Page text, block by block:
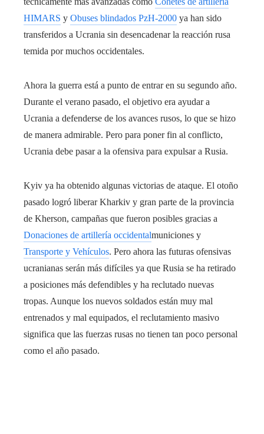
HIMARS y Obuses blindados PzH-2000 ya han sido
transferidos a Ucrania sin desencadenar la reacción rusa
temida por muchos occidentales.
Ahora la guerra está a punto de entrar en su segundo año.
Durante el verano pasado, el objetivo era ayudar a
Ucrania a defenderse de los avances rusos, lo que se hizo
de manera admirable. Pero para poner fin al conflicto,
Ucrania debe pasar a la ofensiva para expulsar a Rusia.
Kyiv ya ha obtenido algunas victorias de ataque. El otoño
pasado logró liberar Kharkiv y gran parte de la provincia
de Kherson, campañas que fueron posibles gracias a
Donaciones de artillería occidentalmuniciones y
Transporte y Vehículos. Pero ahora las futuras ofensivas
ucranianas serán más difíciles ya que Rusia se ha retirado
a posiciones más defendibles y ha reclutado nuevas
tropas. Aunque los nuevos soldados están muy mal
entrenados y mal equipados, el reclutamiento masivo
significa que las fuerzas rusas no tienen tan poco personal
como el año pasado.